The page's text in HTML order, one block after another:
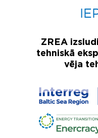
ZREA
tehniskā
vēja